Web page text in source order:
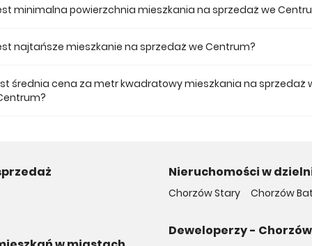
minimalna powierzchnia mieszkania na sprzedaż we
najtańsze mieszkanie na sprzedaż we Centrum?
średnia cena za metr kwadratowy mieszkania na sprzedaż
Nieruchomości w
Chorzów Stary Chorzów
Deweloperzy - Chorzów